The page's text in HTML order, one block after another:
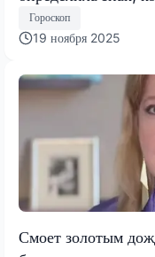
испытание,
Гороскоп
19 ноября 2025
Смоет золотым